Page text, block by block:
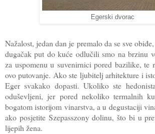
Egerski dvorac
Nažalost, jedan dan je premalo da se sve
dugačak put do kuće odlučili smo na brzinu
za uspomenu u suvenirnici pored bazilike, te
ovo putovanje. Ako ste ljubitelj arhitekture i
Eger svakako dopasti. Ukoliko ste
oduševljeni, jer pored nekoliko termalnih
bogatom istorijom vinarstva, a u degustaciji
ako posjetite Szepasszony dolinu, što bi u
lijepih žena.